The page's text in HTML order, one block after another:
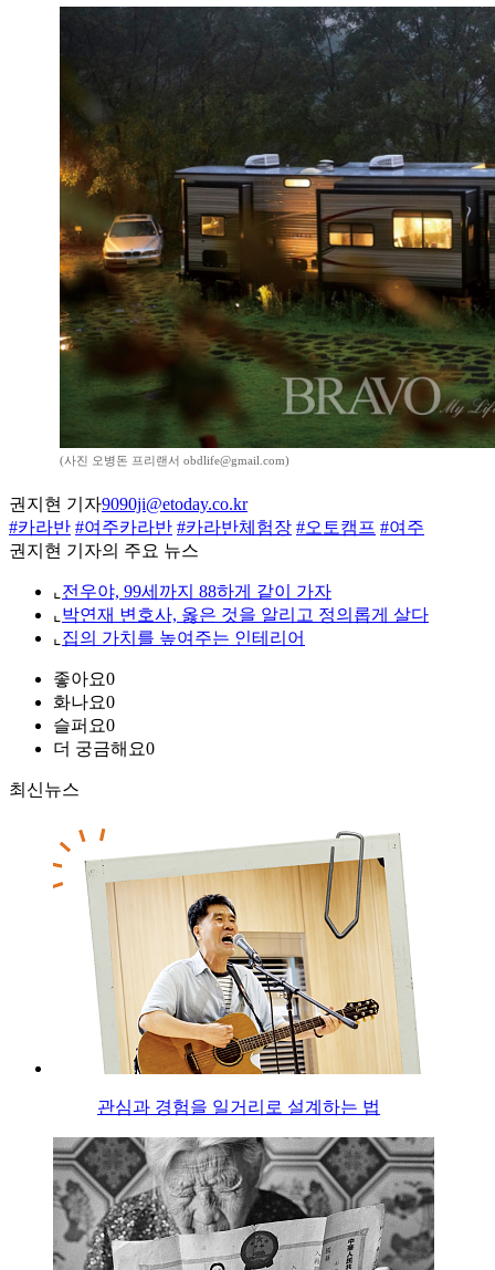
(사진 오병돈 프리랜서 obdlife@gmail.com)
권지현 기자9090ji@etoday.co.kr
#카라반 #여주카라반 #카라반체험장 #오토캠프 #여주
권지현 기자의 주요 뉴스
⌞ 전우야, 99세까지 88하게 같이 가자
⌞ 박연재 변호사, 옳은 것을 알리고 정의롭게 살다
⌞ 집의 가치를 높여주는 인테리어
좋아요0
화나요0
슬퍼요0
더 궁금해요0
최신뉴스
관심과 경험을 일거리로 설계하는 법